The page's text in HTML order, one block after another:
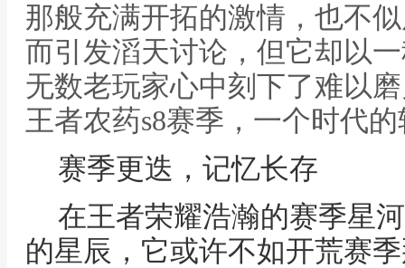
那般充满开拓的激情，也不
而引发滔天讨论，但它却以
无数老玩家心中刻下了难以
王者农药s8赛季，一个时代
赛季更迭，记忆长存
在王者荣耀浩瀚的赛季星
的星辰，它或许不如开荒赛